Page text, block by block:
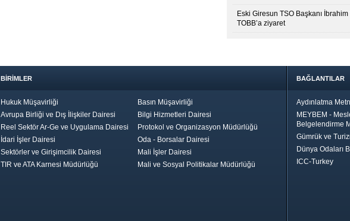
Eski Giresun TSO Başkanı İbrahim
TOBB’a ziyaret
BİRİMLER
Hukuk Müşavirliği
Basın Müşavirliği
Avrupa Birliği ve Dış İlişkiler Dairesi
Bilgi Hizmetleri Dairesi
Reel Sektör Ar-Ge ve Uygulama Dairesi
Protokol ve Organizasyon Müdürlüğü
İdari İşler Dairesi
Oda - Borsalar Dairesi
Sektörler ve Girişimcilik Dairesi
Mali İşler Dairesi
TIR ve ATA Karnesi Müdürlüğü
Mali ve Sosyal Politikalar Müdürlüğü
BAĞLANTILAR
Aydınlatma
MEYBEM -
Belgelendirme
Gümrük ve
Dünya Odaları
ICC-Turkey